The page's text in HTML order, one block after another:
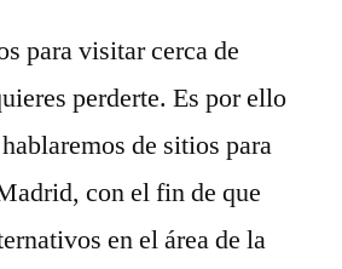
para visitar cerca de
perderte. Es por ello
de sitios para
con el fin de que
en el área de la